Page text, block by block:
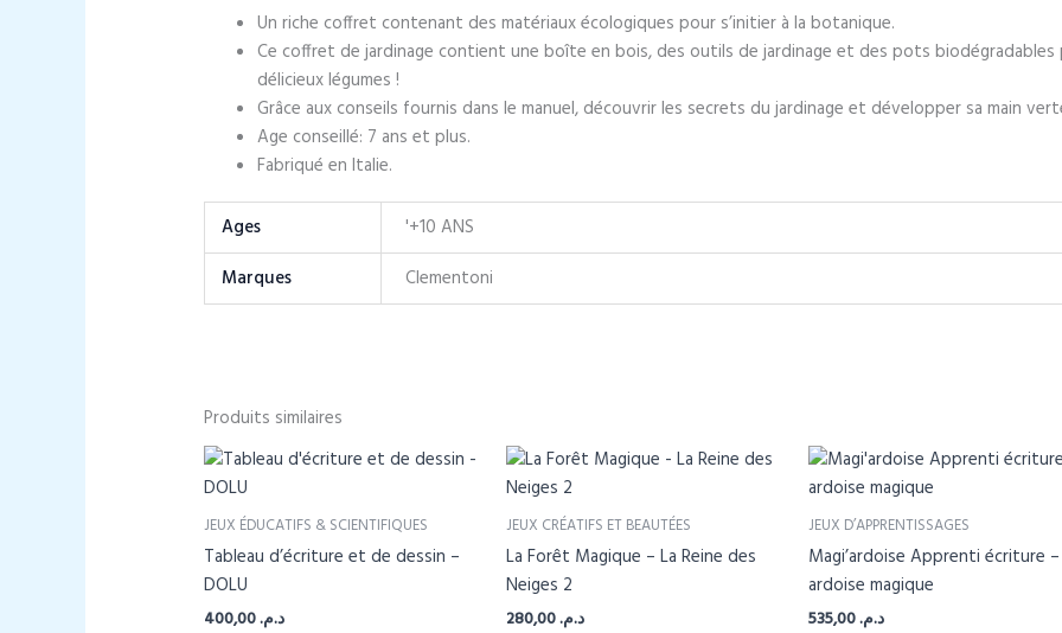
Un riche coffret contenant des matériaux écologiques pour s’initier à la botanique.
Ce coffret de jardinage contient une boîte en bois, des outils de jardinage et des pots
délicieux légumes !
Grâce aux conseils fournis dans le manuel, découvrir les secrets du jardinage et développer sa main
Age conseillé: 7 ans et plus.
Fabriqué en Italie.
Ages
'+10 ANS
Marques
Clementoni
Produits similaires
JEUX ÉDUCATIFS & SCIENTIFIQUES
Tableau d’écriture et de dessin –
DOLU
د.م.400,00
JEUX CRÉATIFS ET BEAUTÉES
La Forêt Magique – La Reine des
Neiges 2
د.م.280,00
JEUX D’APPRENTISSAGES
Magi’ardoise Apprenti écriture –
ardoise magique
د.م.535,00